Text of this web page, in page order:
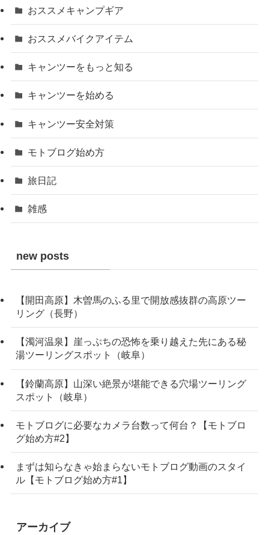
おススメキャンプギア
おススメバイクアイテム
キャンツーをもっと知る
キャンツーを始める
キャンツー安全対策
モトブログ始め方
旅日記
雑感
new posts
【開田高原】木曽馬のふる里で開放感抜群の高原ツー
リング（長野）
【濁河温泉】崖っぷちの恐怖を乗り越えた先にある秘
湯ツーリングスポット（岐阜）
【鈴蘭高原】山深い絶景が堪能できる穴場ツーリング
スポット（岐阜）
モトブログに必要なカメラ台数って何台？【モトブロ
グ始め方#2】
まずは知らなきゃ始まらないモトブログ動画のスタイ
ル【モトブログ始め方#1】
アーカイブ